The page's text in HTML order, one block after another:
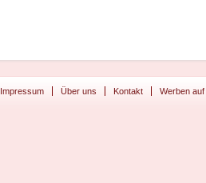
Impressum Über uns Kontakt Werben